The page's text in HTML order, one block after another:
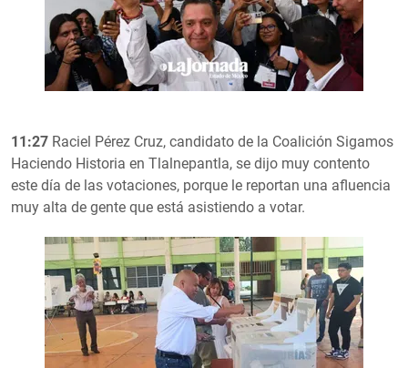
11:27 Raciel Pérez Cruz, candidato de la Coalición Sigamos
Haciendo Historia en Tlalnepantla, se dijo muy contento
este día de las votaciones, porque le reportan una afluencia
muy alta de gente que está asistiendo a votar.